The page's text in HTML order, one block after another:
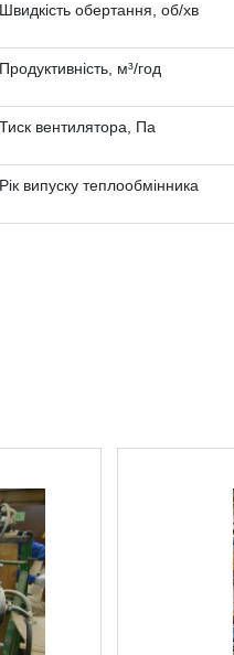
Швидкість обертання, об/хв
Продуктивність, м³/год
Тиск вентилятора, Па
Рік випуску теплообмінника